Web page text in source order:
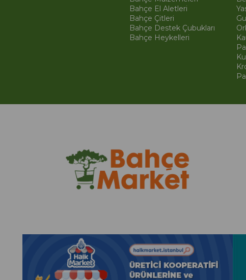
Bahçe El Aletleri
Bahçe Çitleri
Bahçe Destek Çubukları
Bahçe Heykelleri